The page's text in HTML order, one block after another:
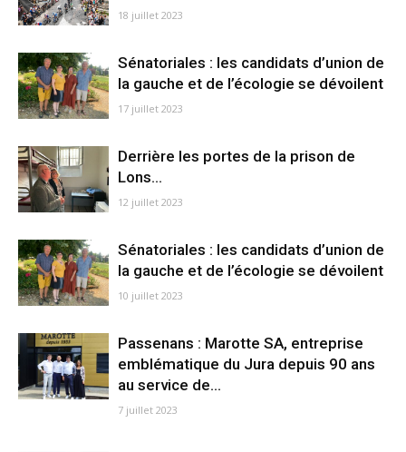
18 juillet 2023
Sénatoriales : les candidats d’union de
la gauche et de l’écologie se dévoilent
17 juillet 2023
Derrière les portes de la prison de
Lons…
12 juillet 2023
Sénatoriales : les candidats d’union de
la gauche et de l’écologie se dévoilent
10 juillet 2023
Passenans : Marotte SA, entreprise
emblématique du Jura depuis 90 ans
au service de...
7 juillet 2023